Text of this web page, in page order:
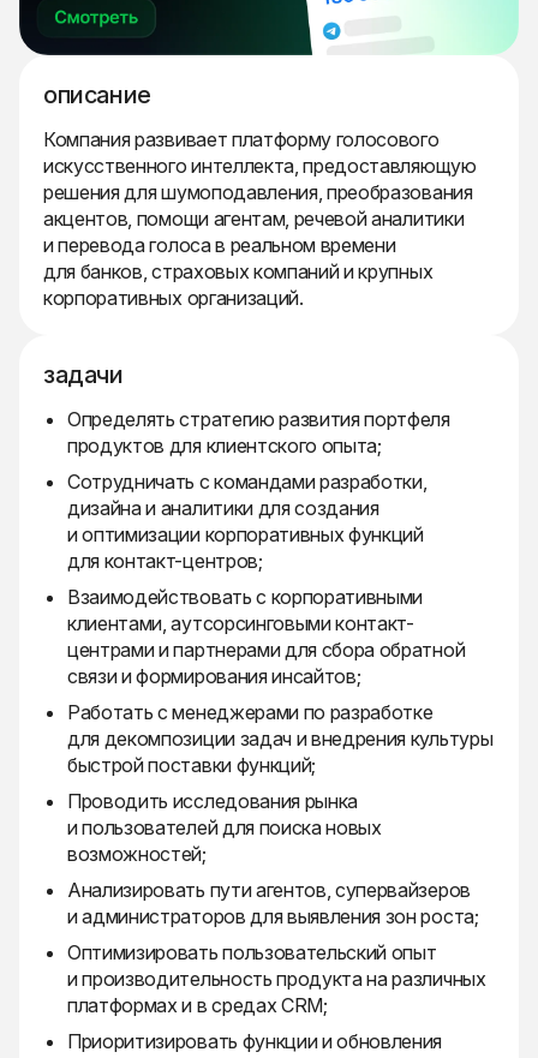
описание
Компания развивает платформу голосового
искусственного интеллекта, предоставляющую
решения для шумоподавления, преобразования
акцентов, помощи агентам, речевой аналитики
и перевода голоса в реальном времени
для банков, страховых компаний и крупных
корпоративных организаций.
задачи
Определять стратегию развития портфеля
продуктов для клиентского опыта;
Сотрудничать с командами разработки,
дизайна и аналитики для создания
и оптимизации корпоративных функций
для контакт-центров;
Взаимодействовать с корпоративными
клиентами, аутсорсинговыми контакт-
центрами и партнерами для сбора обратной
связи и формирования инсайтов;
Работать с менеджерами по разработке
для декомпозиции задач и внедрения культуры
быстрой поставки функций;
Проводить исследования рынка
и пользователей для поиска новых
возможностей;
Анализировать пути агентов, супервайзеров
и администраторов для выявления зон роста;
Оптимизировать пользовательский опыт
и производительность продукта на различных
платформах и в средах CRM;
Приоритизировать функции и обновления